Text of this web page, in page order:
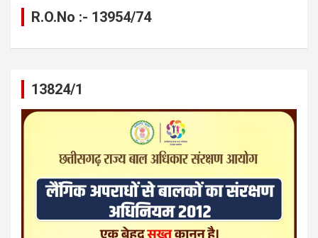
R.O.No :- 13954/74
13824/1